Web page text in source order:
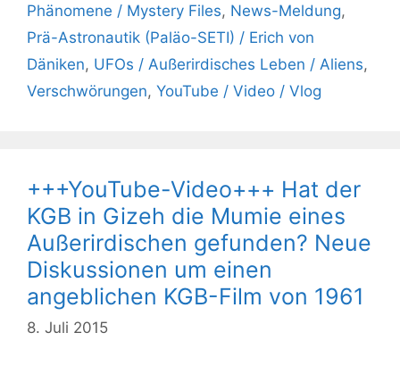
Phänomene / Mystery Files, News-Meldung,
Prä-Astronautik (Paläo-SETI) / Erich von
Däniken, UFOs / Außerirdisches Leben / Aliens,
Verschwörungen, YouTube / Video / Vlog
+++YouTube-Video+++ Hat der
KGB in Gizeh die Mumie eines
Außerirdischen gefunden? Neue
Diskussionen um einen
angeblichen KGB-Film von 1961
8. Juli 2015